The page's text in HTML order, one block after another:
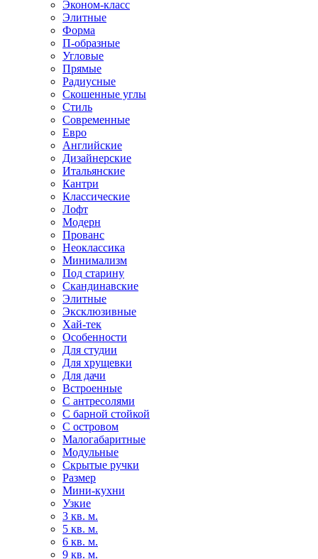
Эконом-класс
Элитные
Форма
П-образные
Угловые
Прямые
Радиусные
Скошенные углы
Стиль
Современные
Евро
Английские
Дизайнерские
Итальянские
Кантри
Классические
Лофт
Модерн
Прованс
Неоклассика
Минимализм
Под старину
Скандинавские
Элитные
Эксклюзивные
Хай-тек
Особенности
Для студии
Для хрущевки
Для дачи
Встроенные
С антресолями
С барной стойкой
С островом
Малогабаритные
Модульные
Скрытые ручки
Размер
Мини-кухни
Узкие
3 кв. м.
5 кв. м.
6 кв. м.
9 кв. м.